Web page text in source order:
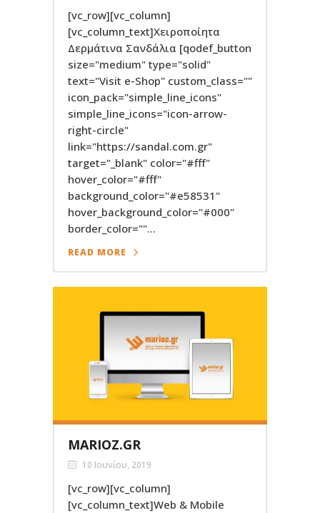
[vc_row][vc_column]
[vc_column_text]Χειροποίητα
Δερμάτινα Σανδάλια [qodef_button
size="medium" type="solid"
text="Visit e-Shop" custom_class=""
icon_pack="simple_line_icons"
simple_line_icons="icon-arrow-
right-circle"
link="https://sandal.com.gr"
target="_blank" color="#fff"
hover_color="#fff"
background_color="#e58531"
hover_background_color="#000"
border_color=""...
READ MORE
MARIOZ.GR
10 Ιουνίου, 2019
[vc_row][vc_column]
[vc_column_text]Web & Mobile